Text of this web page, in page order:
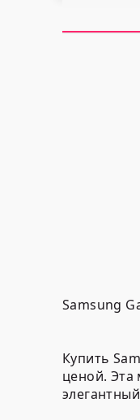
Samsung
Купить
ценой. Эта